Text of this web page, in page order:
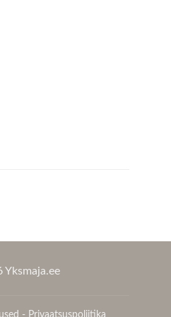
Yksmaja.ee
- Privaatsuspoliitika